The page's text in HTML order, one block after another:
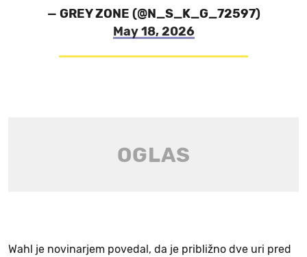
— GREY ZONE (@N_S_K_G_72597)
May 18, 2026
Wahl je novinarjem povedal, da je približno dve uri pred